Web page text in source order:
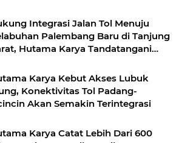
Integrasi Jalan Tol Menuju
Palembang Baru di Tanjung
Hutama Karya Tandatangani
Karya Kebut Akses Lubuk
Konektivitas Tol Padang-
Sicincin Akan Semakin Terintegrasi
Karya Catat Lebih Dari 600